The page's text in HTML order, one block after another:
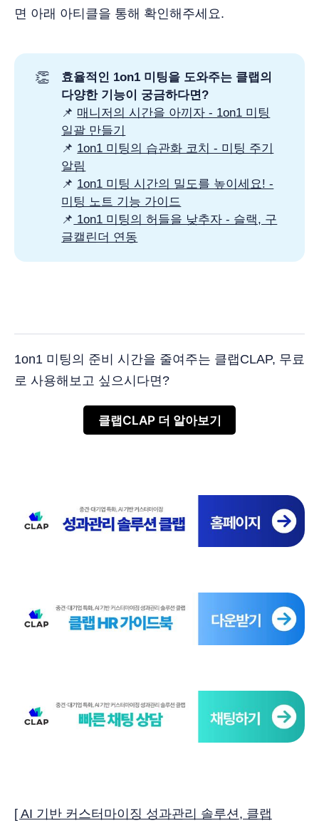
면 아래 아티클을 통해 확인해주세요.
👏
효율적인 1on1 미팅을 도와주는 클랩의
다양한 기능이 궁금하다면?
📌 매니저의 시간을 아끼자 - 1on1 미팅
일괄 만들기
📌 1on1 미팅의 습관화 코치 - 미팅 주기
알림
📌 1on1 미팅 시간의 밀도를 높이세요! -
미팅 노트 기능 가이드
📌 1on1 미팅의 허들을 낮추자 - 슬랙, 구
글캘린더 연동
1on1 미팅의 준비 시간을 줄여주는 클랩CLAP, 무료
로 사용해보고 싶으시다면?
클랩CLAP 더 알아보기
[ AI 기반 커스터마이징 성과관리 솔루션, 클랩